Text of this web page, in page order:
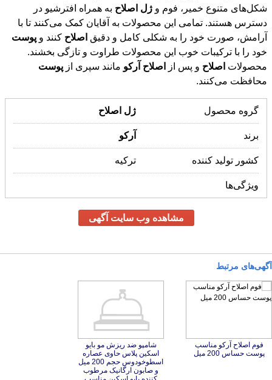
شکل‌های متنوع خمیر، فوم و ژل اصلاح به همراه افترشیو در
دسترس‌ هستند. تمامی این محصولات به آقایان کمک می‌کنند تا با
آرامش، صورت خود را به شکلی کامل و دقیق اصلاح کنند و پوست
خود را با ترکیبات خوب این محصولات طراوت و تازگی بخشند.
محصولات اصلاح و پس از اصلاح آرکو مانند سپری از پوست
محافظت می‌کنند.
گروه محصول ژل اصلاح
برند آرکو
کشور تولید کننده ترکیه
ویژگی‌ها
مشاهده وب سایت آگهی
آگهی‌های مرتبط
فوم اصلاح آرکو مناسب
پوست حساس 200 میل
شامپو ضد ریزش مو بایو
اسکین پلاس حاوی عصاره
اسطوخودوس حجم 200 میل
و صابون ارگانیک مرطوب
کننده بایو اسکین مناسب
پوست های حساس و خشک